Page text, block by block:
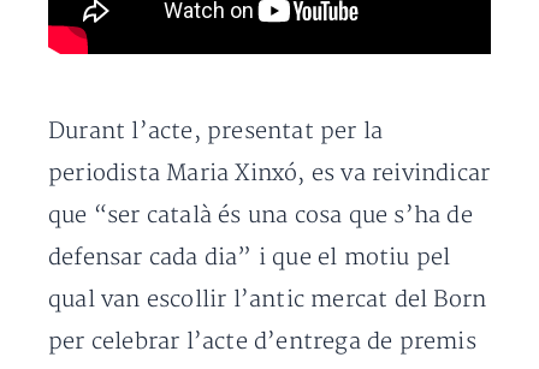
Durant l’acte, presentat per la
periodista Maria Xinxó, es va reivindicar
que “ser català és una cosa que s’ha de
defensar cada dia” i que el motiu pel
qual van escollir l’antic mercat del Born
per celebrar l’acte d’entrega de premis